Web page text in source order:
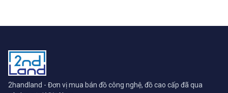
2handland - Đơn vị mua bán đồ công nghệ, đồ cao cấp đã qua